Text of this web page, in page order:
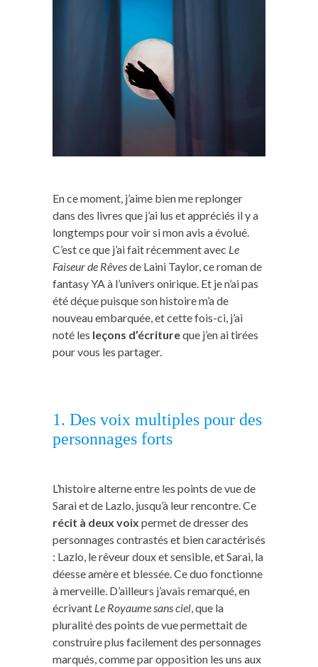
En ce moment, j’aime bien me replonger
dans des livres que j’ai lus et appréciés il y a
longtemps pour voir si mon avis a évolué.
C’est ce que j’ai fait récemment avec Le
Faiseur de Rêvesde Laini Taylor, ce roman de
fantasy YA à l’univers onirique. Et je n’ai pas
été déçue puisque son histoire m’a de
nouveau embarquée, et cette fois-ci, j’ai
noté les leçons d’écritureque j’en ai tirées
pour vous les partager.
1. Des voix multiples pour des
personnages forts
L’histoire alterne entre les points de vue de
Sarai et de Lazlo, jusqu’à leur rencontre. Ce
récit à deux voix permet de dresser des
personnages contrastés et bien caractérisés
: Lazlo, le rêveur doux et sensible, et Sarai, la
déesse amère et blessée. Ce duo fonctionne
à merveille. D’ailleurs j’avais remarqué, en
écrivant Le Royaume sans ciel , que la
pluralité des points de vue permettait de
construire plus facilement des personnages
marqués, comme par opposition les uns aux